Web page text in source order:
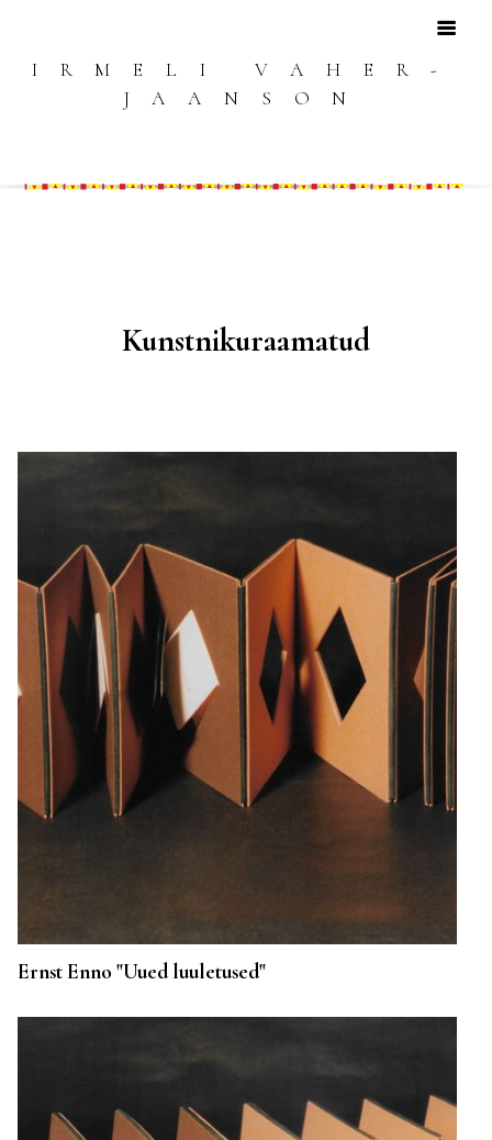
IRMELI VAHER-
JAANSON
Kunstnikuraamatud
Ernst Enno "Uued luuletused"